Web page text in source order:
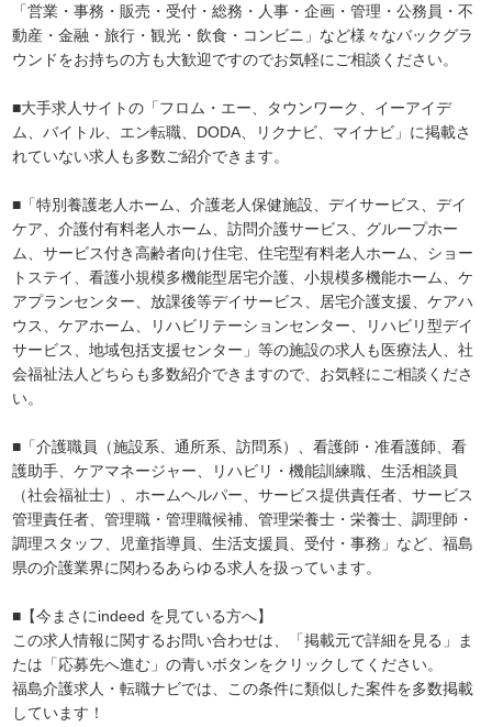
「営業・事務・販売・受付・総務・人事・企画・管理・公務員・不
動産・金融・旅行・観光・飲食・コンビニ」など様々なバックグラ
ウンドをお持ちの方も大歓迎ですのでお気軽にご相談ください。
■大手求人サイトの「フロム・エー、タウンワーク、イーアイデ
ム、バイトル、エン転職、DODA、リクナビ、マイナビ」に掲載さ
れていない求人も多数ご紹介できます。
■「特別養護老人ホーム、介護老人保健施設、デイサービス、デイ
ケア、介護付有料老人ホーム、訪問介護サービス、グループホー
ム、サービス付き高齢者向け住宅、住宅型有料老人ホーム、ショー
トステイ、看護小規模多機能型居宅介護、小規模多機能ホーム、ケ
アプランセンター、放課後等デイサービス、居宅介護支援、ケアハ
ウス、ケアホーム、リハビリテーションセンター、リハビリ型デイ
サービス、地域包括支援センター」等の施設の求人も医療法人、社
会福祉法人どちらも多数紹介できますので、お気軽にご相談くださ
い。
■「介護職員（施設系、通所系、訪問系）、看護師・准看護師、看
護助手、ケアマネージャー、リハビリ・機能訓練職、生活相談員
（社会福祉士）、ホームヘルパー、サービス提供責任者、サービス
管理責任者、管理職・管理職候補、管理栄養士・栄養士、調理師・
調理スタッフ、児童指導員、生活支援員、受付・事務」など、福島
県の介護業界に関わるあらゆる求人を扱っています。
■【今まさにindeed を見ている方へ】
この求人情報に関するお問い合わせは、「掲載元で詳細を見る」ま
たは「応募先へ進む」の青いボタンをクリックしてください。
福島介護求人・転職ナビでは、この条件に類似した案件を多数掲載
しています！